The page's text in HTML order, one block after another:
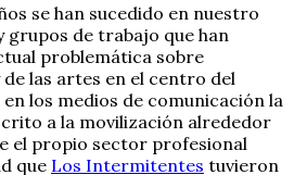
se han sucedido en nuestro
grupos de trabajo que han
problemática sobre
las artes en el centro del
los medios de comunicación la
a la movilización alrededor
el propio sector profesional
que Los Intermitentes tuvieron